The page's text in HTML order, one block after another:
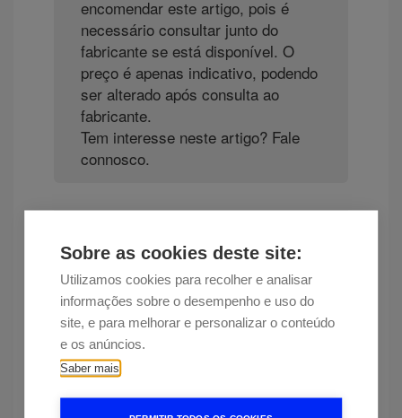
Sobre as cookies deste site:
Utilizamos cookies para recolher e analisar
informações sobre o desempenho e uso do
site, e para melhorar e personalizar o conteúdo
e os anúncios.
Saber mais
encomendar este artigo, pois é
necessário consultar junto do
fabricante se está disponível. O
preço é apenas indicativo, podendo
ser alterado após consulta ao
fabricante.
Tem interesse neste artigo? Fale
connosco.
Encontrou esta peça a um preço
mais baixo?
Mais informação